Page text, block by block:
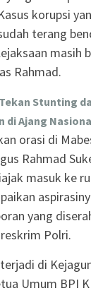
korupsi
terang
masih
Rahmad.
Stunting
di Ajang
orasi di
Rahmad
masuk ke
yang
Polri.
di
Umum BPI